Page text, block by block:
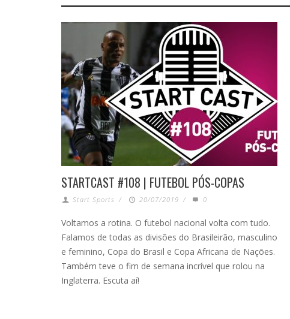
STARTCAST #108 | FUTEBOL PÓS-COPAS
Start Sports / 20/07/2019 / 0
Voltamos a rotina. O futebol nacional volta com tudo.
Falamos de todas as divisões do Brasileirão, masculino
e feminino, Copa do Brasil e Copa Africana de Nações.
Também teve o fim de semana incrível que rolou na
Inglaterra. Escuta aí!